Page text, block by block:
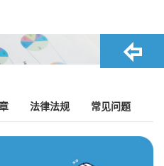
法律法规 常见问题